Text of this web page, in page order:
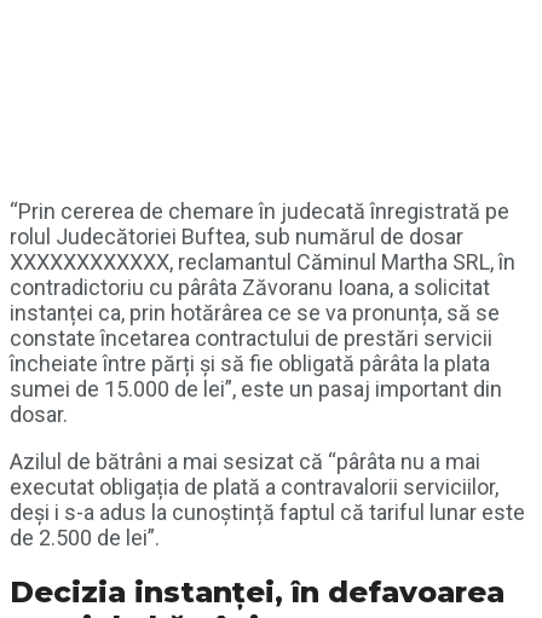
“Prin cererea de chemare în judecată înregistrată pe
rolul Judecătoriei Buftea, sub numărul de dosar
XXXXXXXXXXXX, reclamantul Căminul Martha SRL, în
contradictoriu cu pârâta Zăvoranu Ioana, a solicitat
instanței ca, prin hotărârea ce se va pronunța, să se
constate încetarea contractului de prestări servicii
încheiate între părți și să fie obligată pârâta la plata
sumei de 15.000 de lei”, este un pasaj important din
dosar.
Azilul de bătrâni a mai sesizat că “pârâta nu a mai
executat obligația de plată a contravalorii serviciilor,
deși i s-a adus la cunoștință faptul că tariful lunar este
de 2.500 de lei”.
Decizia instanței, în defavoarea